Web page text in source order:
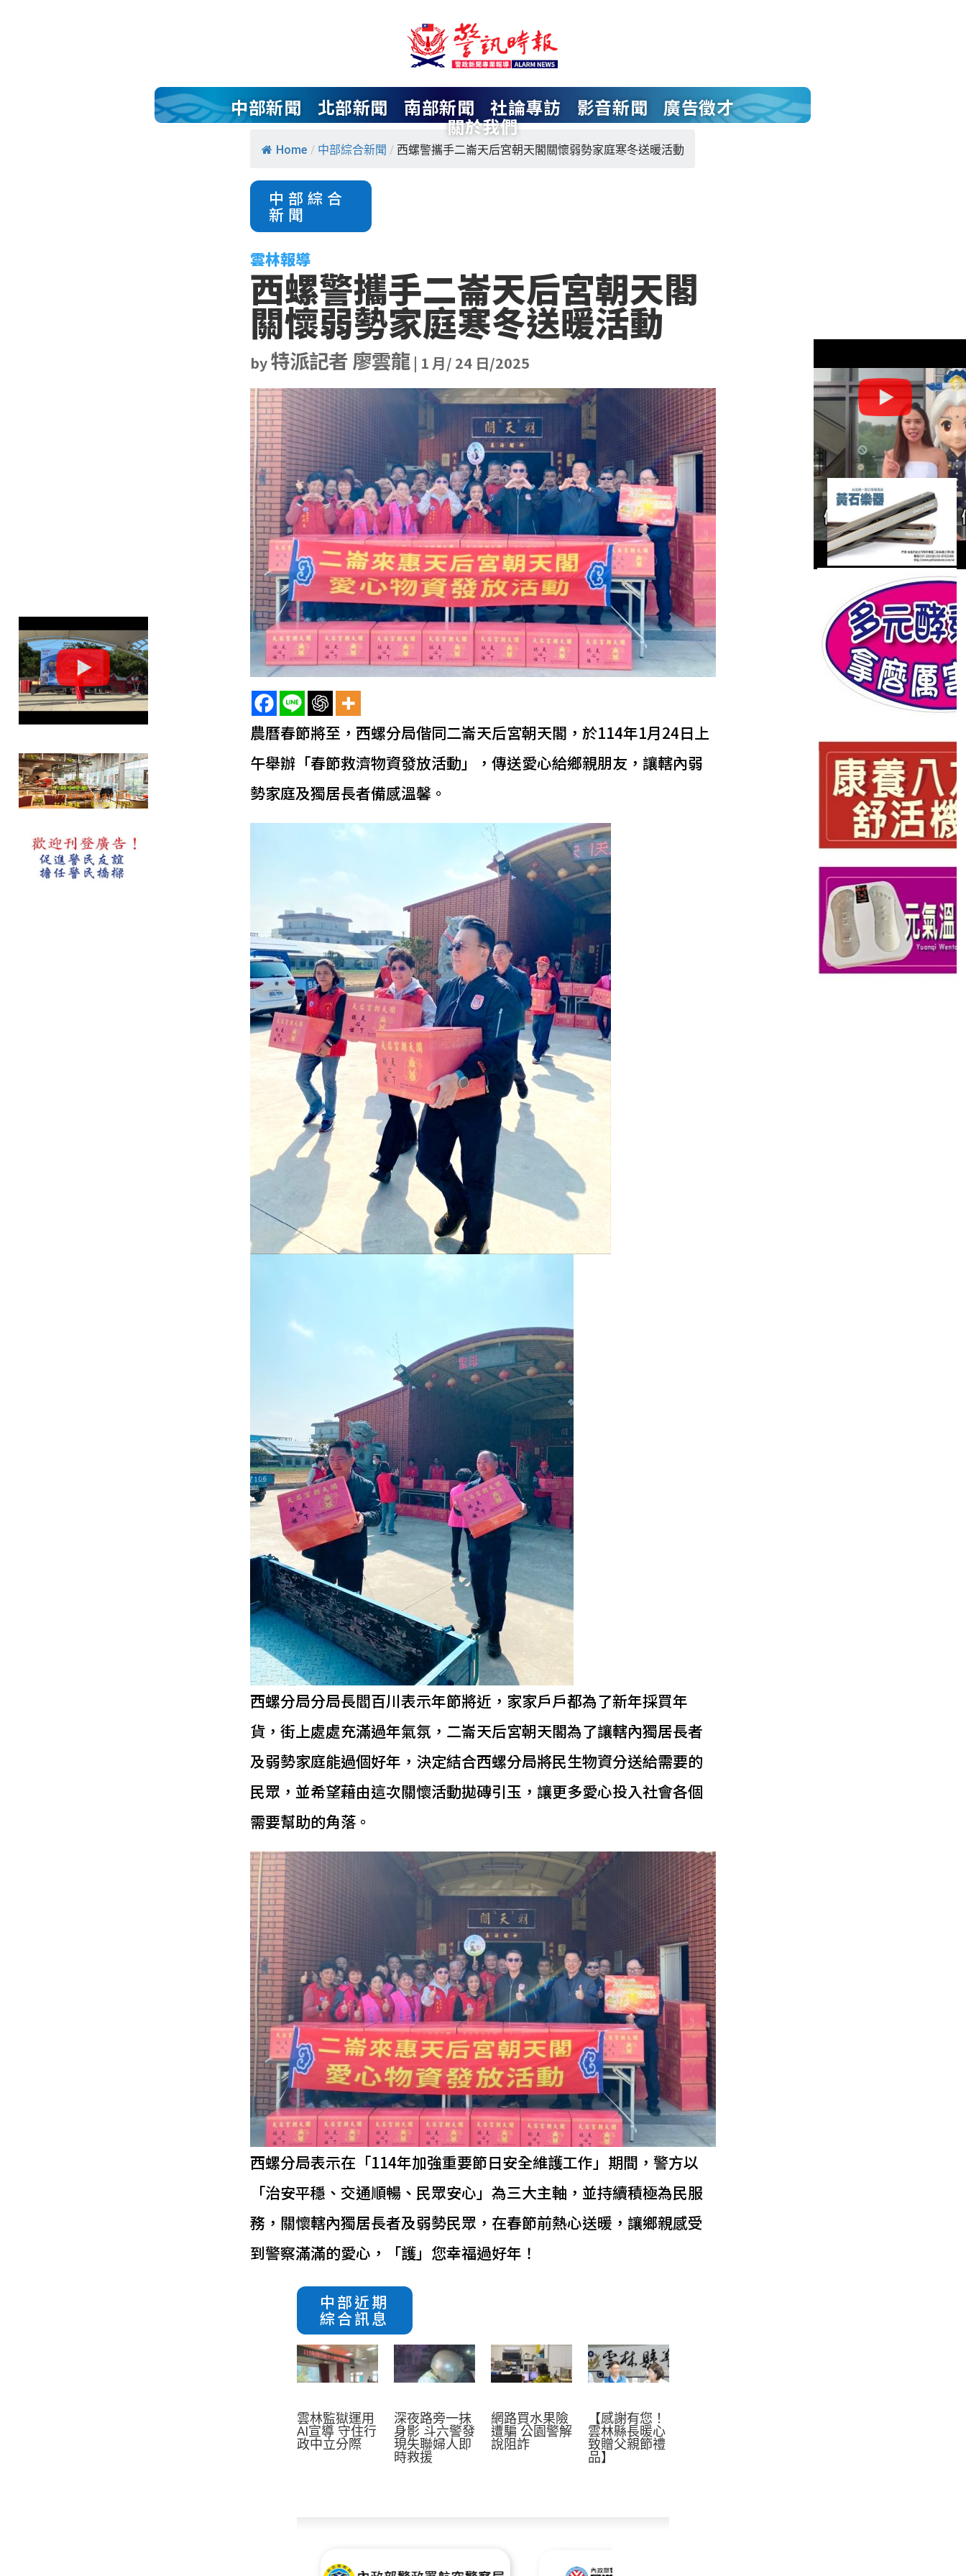
中部新聞 北部新聞 南部新聞 社論專訪 影音新聞 廣告徵才
關於我們
Home / 中部綜合新聞 / 西螺警攜手二崙天后宮朝天閣關懷弱勢家庭寒冬送暖活動
中部綜合
新聞
雲林報導
西螺警攜手二崙天后宮朝天閣
關懷弱勢家庭寒冬送暖活動
by特派記者 廖雲龍 | 1 月/ 24 日/2025
農曆春節將至，西螺分局偕同二崙天后宮朝天閣，於114年1月24日上
午舉辦「春節救濟物資發放活動」，傳送愛心給鄉親朋友，讓轄內弱
勢家庭及獨居長者備感溫馨。
西螺分局分局長閻百川表示年節將近，家家戶戶都為了新年採買年
貨，街上處處充滿過年氣氛，二崙天后宮朝天閣為了讓轄內獨居長者
及弱勢家庭能過個好年，決定結合西螺分局將民生物資分送給需要的
民眾，並希望藉由這次關懷活動拋磚引玉，讓更多愛心投入社會各個
需要幫助的角落。
西螺分局表示在「114年加強重要節日安全維護工作」期間，警方以
「治安平穩、交通順暢、民眾安心」為三大主軸，並持續積極為民服
務，關懷轄內獨居長者及弱勢民眾，在春節前熱心送暖，讓鄉親感受
到警察滿滿的愛心，「護」您幸福過好年！
中部近期
綜合訊息
雲林監獄運用
AI宣導 守住行
政中立分際
深夜路旁一抹
身影 斗六警發
現失聯婦人即
時救援
網路買水果險
遭騙 公園警解
說阻詐
【感謝有您！
雲林縣長暖心
致贈父親節禮
品】